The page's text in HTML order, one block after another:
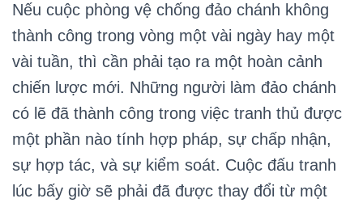
Nếu cuộc phòng vệ chống đảo chánh không
thành công trong vòng một vài ngày hay một
vài tuần, thì cần phải tạo ra một hoàn cảnh
chiến lược mới. Những người làm đảo chánh
có lẽ đã thành công trong việc tranh thủ được
một phần nào tính hợp pháp, sự chấp nhận,
sự hợp tác, và sự kiểm soát. Cuộc đấu tranh
lúc bấy giờ sẽ phải đã được thay đổi từ một